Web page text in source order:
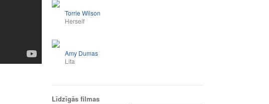
Torrie Wilson
Herself
Amy Dumas
Lita
Līdzīgās filmas